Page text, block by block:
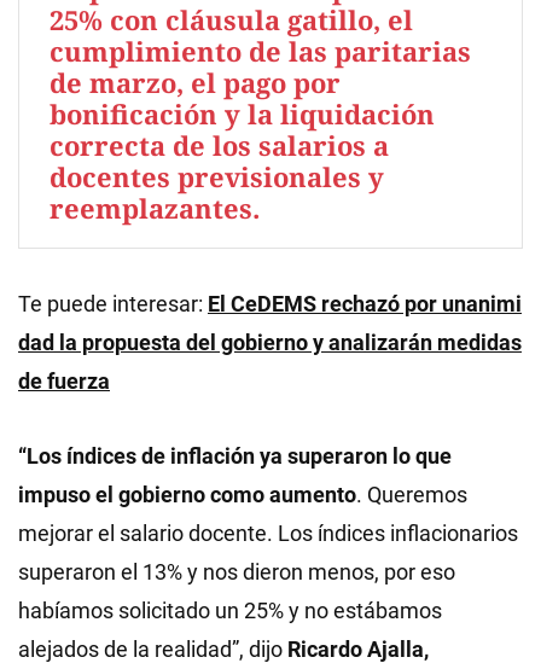
25% con cláusula gatillo, el
cumplimiento de las paritarias
de marzo, el pago por
bonificación y la liquidación
correcta de los salarios a
docentes previsionales y
reemplazantes.
Te puede interesar: El CeDEMS rechazó por unanimi
dad la propuesta del gobierno y analizarán medidas
de fuerza
“Los índices de inflación ya superaron lo que
impuso el gobierno como aumento. Queremos
mejorar el salario docente. Los índices inflacionarios
superaron el 13% y nos dieron menos, por eso
habíamos solicitado un 25% y no estábamos
alejados de la realidad”, dijo Ricardo Ajalla,